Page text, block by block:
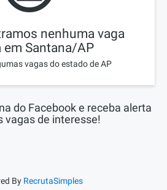
nenhuma vaga
em Santana/AP
vagas do estado de AP
do Facebook e receba alerta
vagas de interesse!
By RecrutaSimples